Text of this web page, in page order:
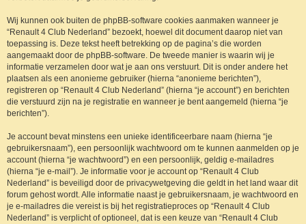
Wij kunnen ook buiten de phpBB-software cookies aanmaken wanneer je
“Renault 4 Club Nederland” bezoekt, hoewel dit document daarop niet van
toepassing is. Deze tekst heeft betrekking op de pagina’s die worden
aangemaakt door de phpBB-software. De tweede manier is waarin wij je
informatie verzamelen door wat je aan ons verstuurt. Dit is onder andere het
plaatsen als een anonieme gebruiker (hierna “anonieme berichten”),
registreren op “Renault 4 Club Nederland” (hierna “je account”) en berichten
die verstuurd zijn na je registratie en wanneer je bent aangemeld (hierna “je
berichten”).
Je account bevat minstens een unieke identificeerbare naam (hierna “je
gebruikersnaam”), een persoonlijk wachtwoord om te kunnen aanmelden op je
account (hierna “je wachtwoord”) en een persoonlijk, geldig e-mailadres
(hierna “je e-mail”). Je informatie voor je account op “Renault 4 Club
Nederland” is beveiligd door de privacywetgeving die geldt in het land waar dit
forum gehost wordt. Alle informatie naast je gebruikersnaam, je wachtwoord en
je e-mailadres die vereist is bij het registratieproces op “Renault 4 Club
Nederland” is verplicht of optioneel, dat is een keuze van “Renault 4 Club